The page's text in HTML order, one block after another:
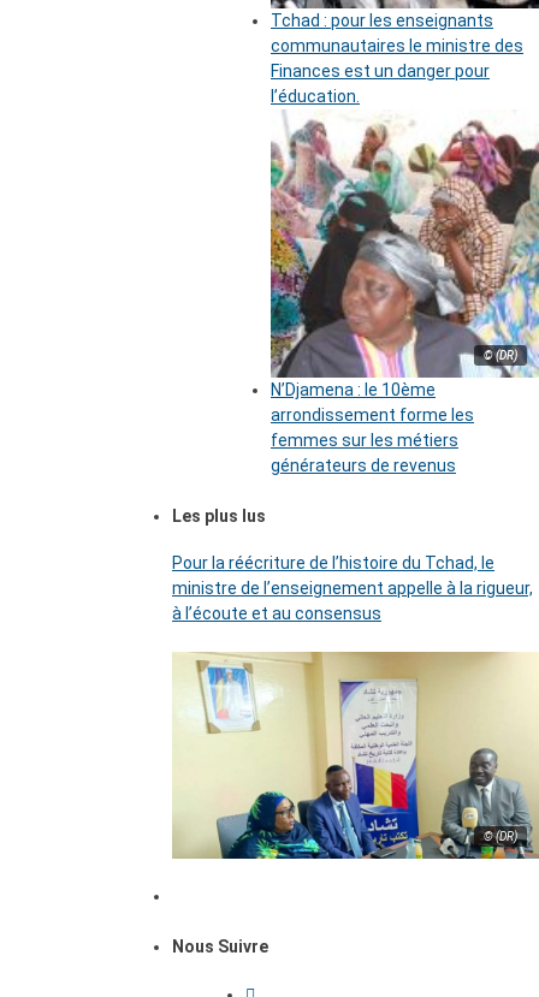
Tchad : pour les enseignants
communautaires le ministre des
Finances est un danger pour
l’éducation.
© (DR)
N’Djamena : le 10ème
arrondissement forme les
femmes sur les métiers
générateurs de revenus
Les plus lus
Pour la réécriture de l’histoire du Tchad, le
ministre de l’enseignement appelle à la rigueur,
à l’écoute et au consensus
© (DR)
Nous Suivre